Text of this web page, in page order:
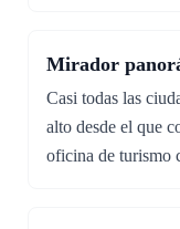
Mirador
Casi todas las
alto desde el que
oficina de turismo